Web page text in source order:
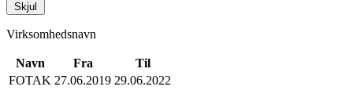
Skjul
Virksomhedsnavn
Navn Fra
Til
FOTAK 27.06.2019 29.06.2022